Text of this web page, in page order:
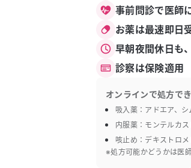
事前問診で医師
お薬は最速即日
早朝夜間休日も
診察は保険適用
オンラインで処方で
吸入薬：アドエア、
内服薬：モンテルカ
咳止め：デキストロ
※処方可能かどうかは医